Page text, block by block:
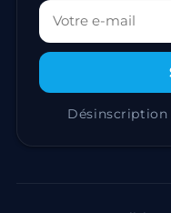
Votre adresse